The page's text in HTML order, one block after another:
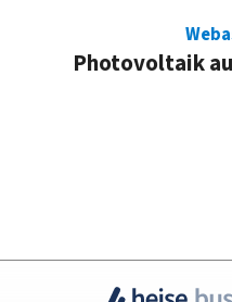
Photovoltaik